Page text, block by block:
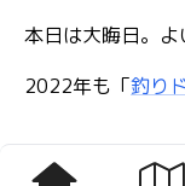
本日は大晦日。よ
2022年も「釣り